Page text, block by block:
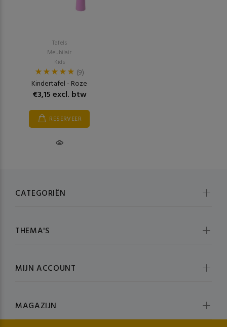
Tafels
Meubilair
Kids
(9)
Kindertafel - Roze
€3,15 excl. btw
RESERVEER
CATEGORIËN
THEMA'S
MIJN ACCOUNT
MAGAZIJN